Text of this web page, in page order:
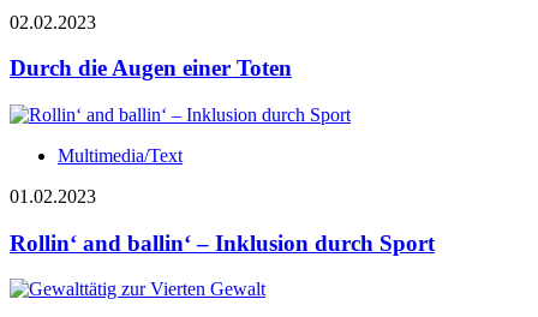
02.02.2023
Durch die Augen einer Toten
Multimedia/Text
01.02.2023
Rollin‘ and ballin‘ – Inklusion durch Sport